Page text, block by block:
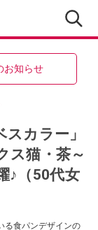
お知らせ
カラー」
ス猫・茶～
♪（50代女
る食パンデザインの